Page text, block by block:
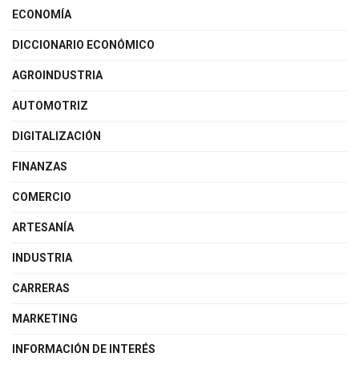
ECONOMÍA
DICCIONARIO ECONÓMICO
AGROINDUSTRIA
AUTOMOTRIZ
DIGITALIZACIÓN
FINANZAS
COMERCIO
ARTESANÍA
INDUSTRIA
CARRERAS
MARKETING
INFORMACIÓN DE INTERÉS